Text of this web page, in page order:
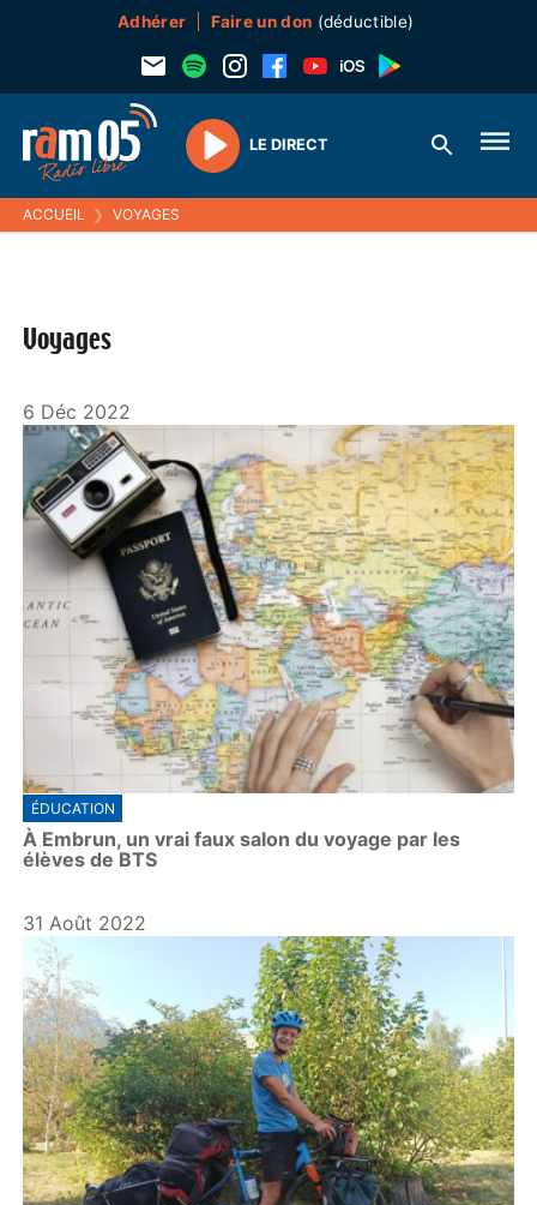
Adhérer Faire un don (déductible)
Play
LE DIRECT
ACCUEIL ❯ VOYAGES
Voyages
6 Déc 2022
ÉDUCATION
À Embrun, un vrai faux salon du voyage par les
élèves de BTS
31 Août 2022